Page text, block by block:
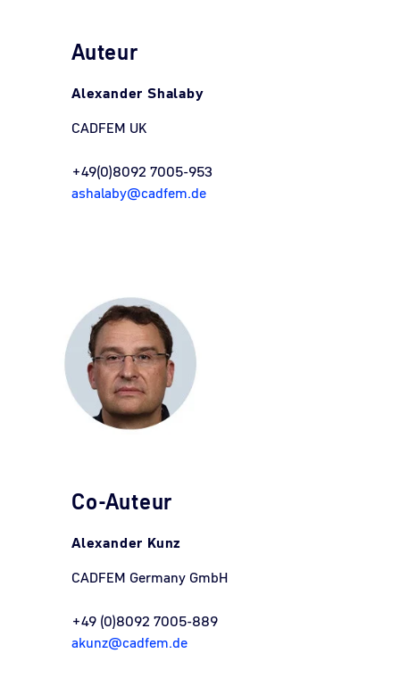
Auteur
Alexander Shalaby
CADFEM UK
+49(0)8092 7005-953
ashalaby@cadfem.de
Co-Auteur
Alexander Kunz
CADFEM Germany GmbH
+49 (0)8092 7005-889
akunz@cadfem.de